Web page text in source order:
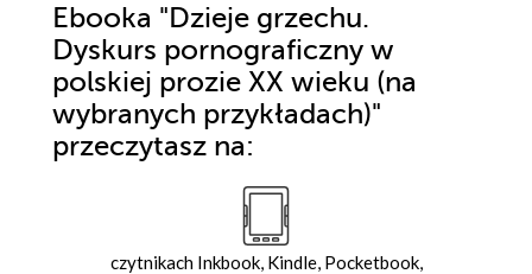
Ebooka "Dzieje grzechu.
Dyskurs pornograficzny w
polskiej prozie XX wieku (na
wybranych przykładach)"
przeczytasz na:
czytnikach Inkbook, Kindle, Pocketbook,